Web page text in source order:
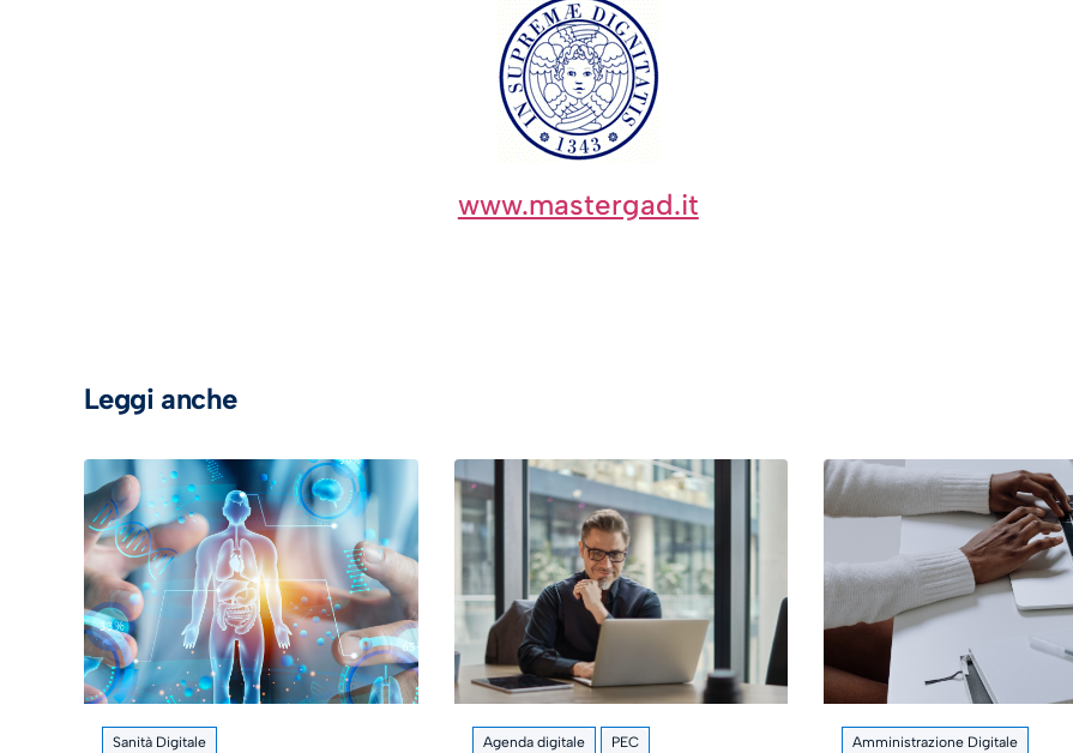
www.mastergad.it
Leggi anche
Sanità Digitale Agenda digitale PEC Amministrazione Digitale